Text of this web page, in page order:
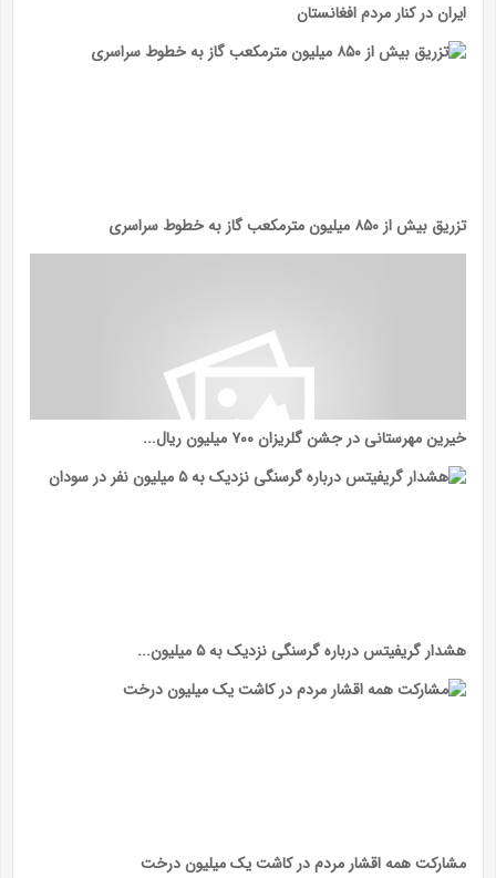
ایران در کنار مردم افغانستان
تزریق بیش از ۸۵۰ میلیون مترمکعب گاز به خطوط سراسری
خیرین مهرستانی در جشن گلریزان ۷۰۰ میلیون ریال...
هشدار گریفیتس درباره گرسنگی نزدیک به ۵ میلیون...
مشارکت همه اقشار مردم در کاشت یک میلیون درخت